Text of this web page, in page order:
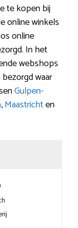
te kopen bij
online winkels
online
In het
webshops
waar
Gulpen-
,Maastrichten